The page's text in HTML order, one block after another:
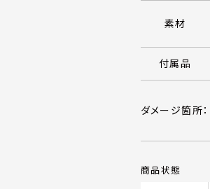
素材
付属品
ダメージ箇所：
商品状態